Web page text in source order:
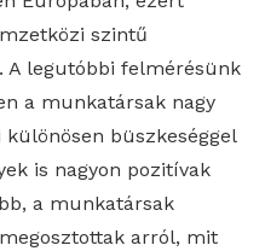
szintű
A legutóbbi felmérésünk
a munkatársak nagy
büszkeséggel
is nagyon pozitívak
a munkatársak
arról, mit